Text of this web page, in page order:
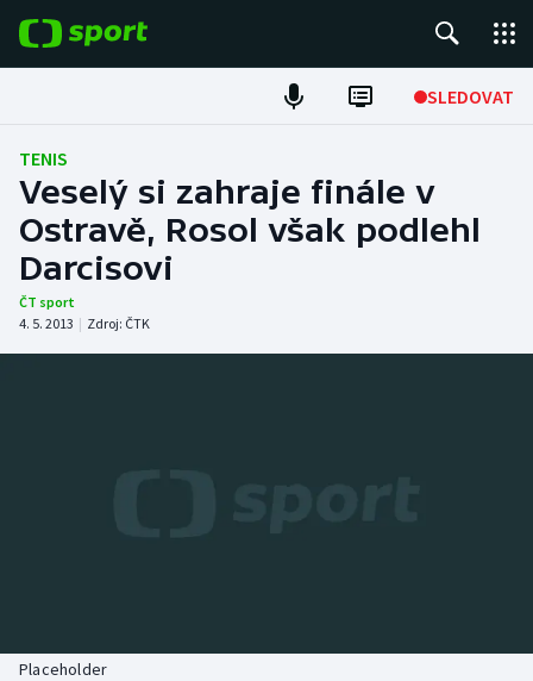
SLEDOVAT
Fotbal
Hokej
Tenis
Atletika
Biatlon
Aplikace ČT sport
TENIS
Veselý si zahraje finále v
Ostravě, Rosol však podlehl
Darcisovi
ČT sport
4. 5. 2013 | Zdroj: ČTK
Placeholder